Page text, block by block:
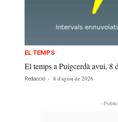
EL TEMPS
El temps a Puigcerdà avui, 8
Redacció - 8 d'agost de 2026
-